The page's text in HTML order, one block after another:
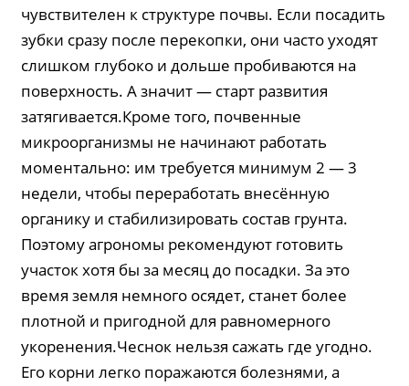
чувствителен к структуре почвы. Если посадить
зубки сразу после перекопки, они часто уходят
слишком глубоко и дольше пробиваются на
поверхность. А значит — старт развития
затягивается.Кроме того, почвенные
микроорганизмы не начинают работать
моментально: им требуется минимум 2 — 3
недели, чтобы переработать внесённую
органику и стабилизировать состав грунта.
Поэтому агрономы рекомендуют готовить
участок хотя бы за месяц до посадки. За это
время земля немного осядет, станет более
плотной и пригодной для равномерного
укоренения.Чеснок нельзя сажать где угодно.
Его корни легко поражаются болезнями, а